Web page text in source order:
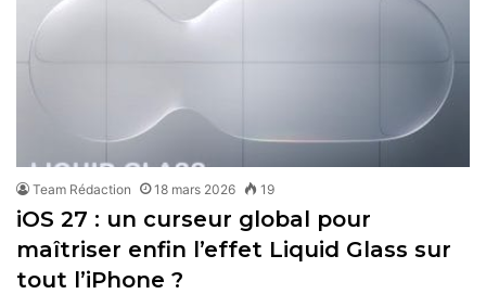
Team Rédaction 18 mars 2026 19
iOS 27 : un curseur global pour
maîtriser enfin l’effet Liquid Glass sur
tout l’iPhone ?